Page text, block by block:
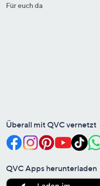
Für euch da
Überall mit QVC vernetzt
QVC Apps herunterladen